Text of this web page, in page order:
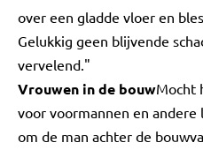
over een gladde vloer en
Gelukkig geen blijvende
vervelend."
Vrouwen in de bouwMocht
voor voormannen en
om de man achter de